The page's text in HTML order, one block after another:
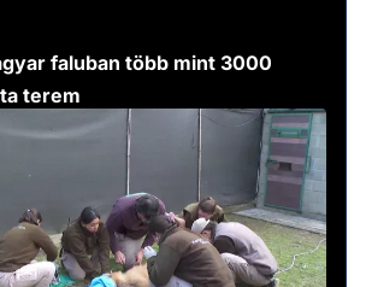
faluban több mint 3000
terem